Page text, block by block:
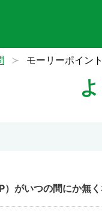
モーリーポイン
）がいつの間にか無